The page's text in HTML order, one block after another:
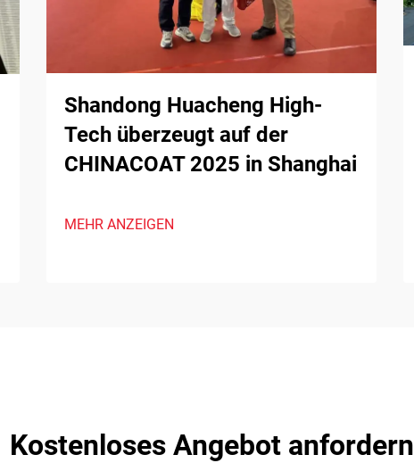
Shandong Huacheng High-
Tech überzeugt auf der
CHINACOAT 2025 in Shanghai
MEHR ANZEIGEN
Kostenloses Angebot anfordern